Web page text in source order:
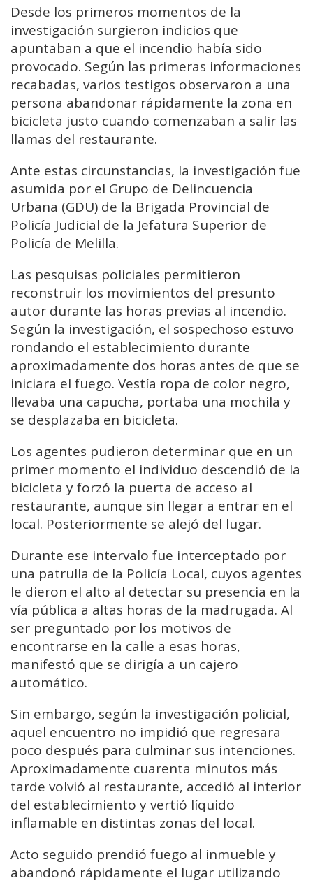
Desde los primeros momentos de la
investigación surgieron indicios que
apuntaban a que el incendio había sido
provocado. Según las primeras informaciones
recabadas, varios testigos observaron a una
persona abandonar rápidamente la zona en
bicicleta justo cuando comenzaban a salir las
llamas del restaurante.
Ante estas circunstancias, la investigación fue
asumida por el Grupo de Delincuencia
Urbana (GDU) de la Brigada Provincial de
Policía Judicial de la Jefatura Superior de
Policía de Melilla.
Las pesquisas policiales permitieron
reconstruir los movimientos del presunto
autor durante las horas previas al incendio.
Según la investigación, el sospechoso estuvo
rondando el establecimiento durante
aproximadamente dos horas antes de que se
iniciara el fuego. Vestía ropa de color negro,
llevaba una capucha, portaba una mochila y
se desplazaba en bicicleta.
Los agentes pudieron determinar que en un
primer momento el individuo descendió de la
bicicleta y forzó la puerta de acceso al
restaurante, aunque sin llegar a entrar en el
local. Posteriormente se alejó del lugar.
Durante ese intervalo fue interceptado por
una patrulla de la Policía Local, cuyos agentes
le dieron el alto al detectar su presencia en la
vía pública a altas horas de la madrugada. Al
ser preguntado por los motivos de
encontrarse en la calle a esas horas,
manifestó que se dirigía a un cajero
automático.
Sin embargo, según la investigación policial,
aquel encuentro no impidió que regresara
poco después para culminar sus intenciones.
Aproximadamente cuarenta minutos más
tarde volvió al restaurante, accedió al interior
del establecimiento y vertió líquido
inflamable en distintas zonas del local.
Acto seguido prendió fuego al inmueble y
abandonó rápidamente el lugar utilizando